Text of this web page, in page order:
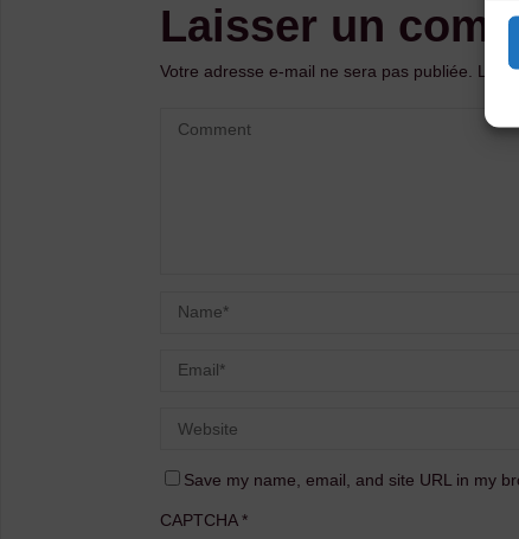
Laisser un
Votre adresse e-mail ne sera pas publiée. Les
Save my name, email, and site URL in my
CAPTCHA*